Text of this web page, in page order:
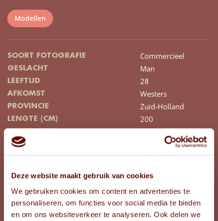
Deze website maakt gebruik van cookies
We gebruiken cookies om content en advertenties te
personaliseren, om functies voor social media te bieden
en om ons websiteverkeer te analyseren. Ook delen we
Modellen
SOORT FOTOGRAFIE Commercieel
GESLACHT Man
LEEFTIJD 28
AFKOMST Westers
PROVINCIE Zuid-Holland
LENGTE (CM) 200
Donkerblond
HAARLENGTE
HAARTYPE Krullend
SCHOENMAAT 45